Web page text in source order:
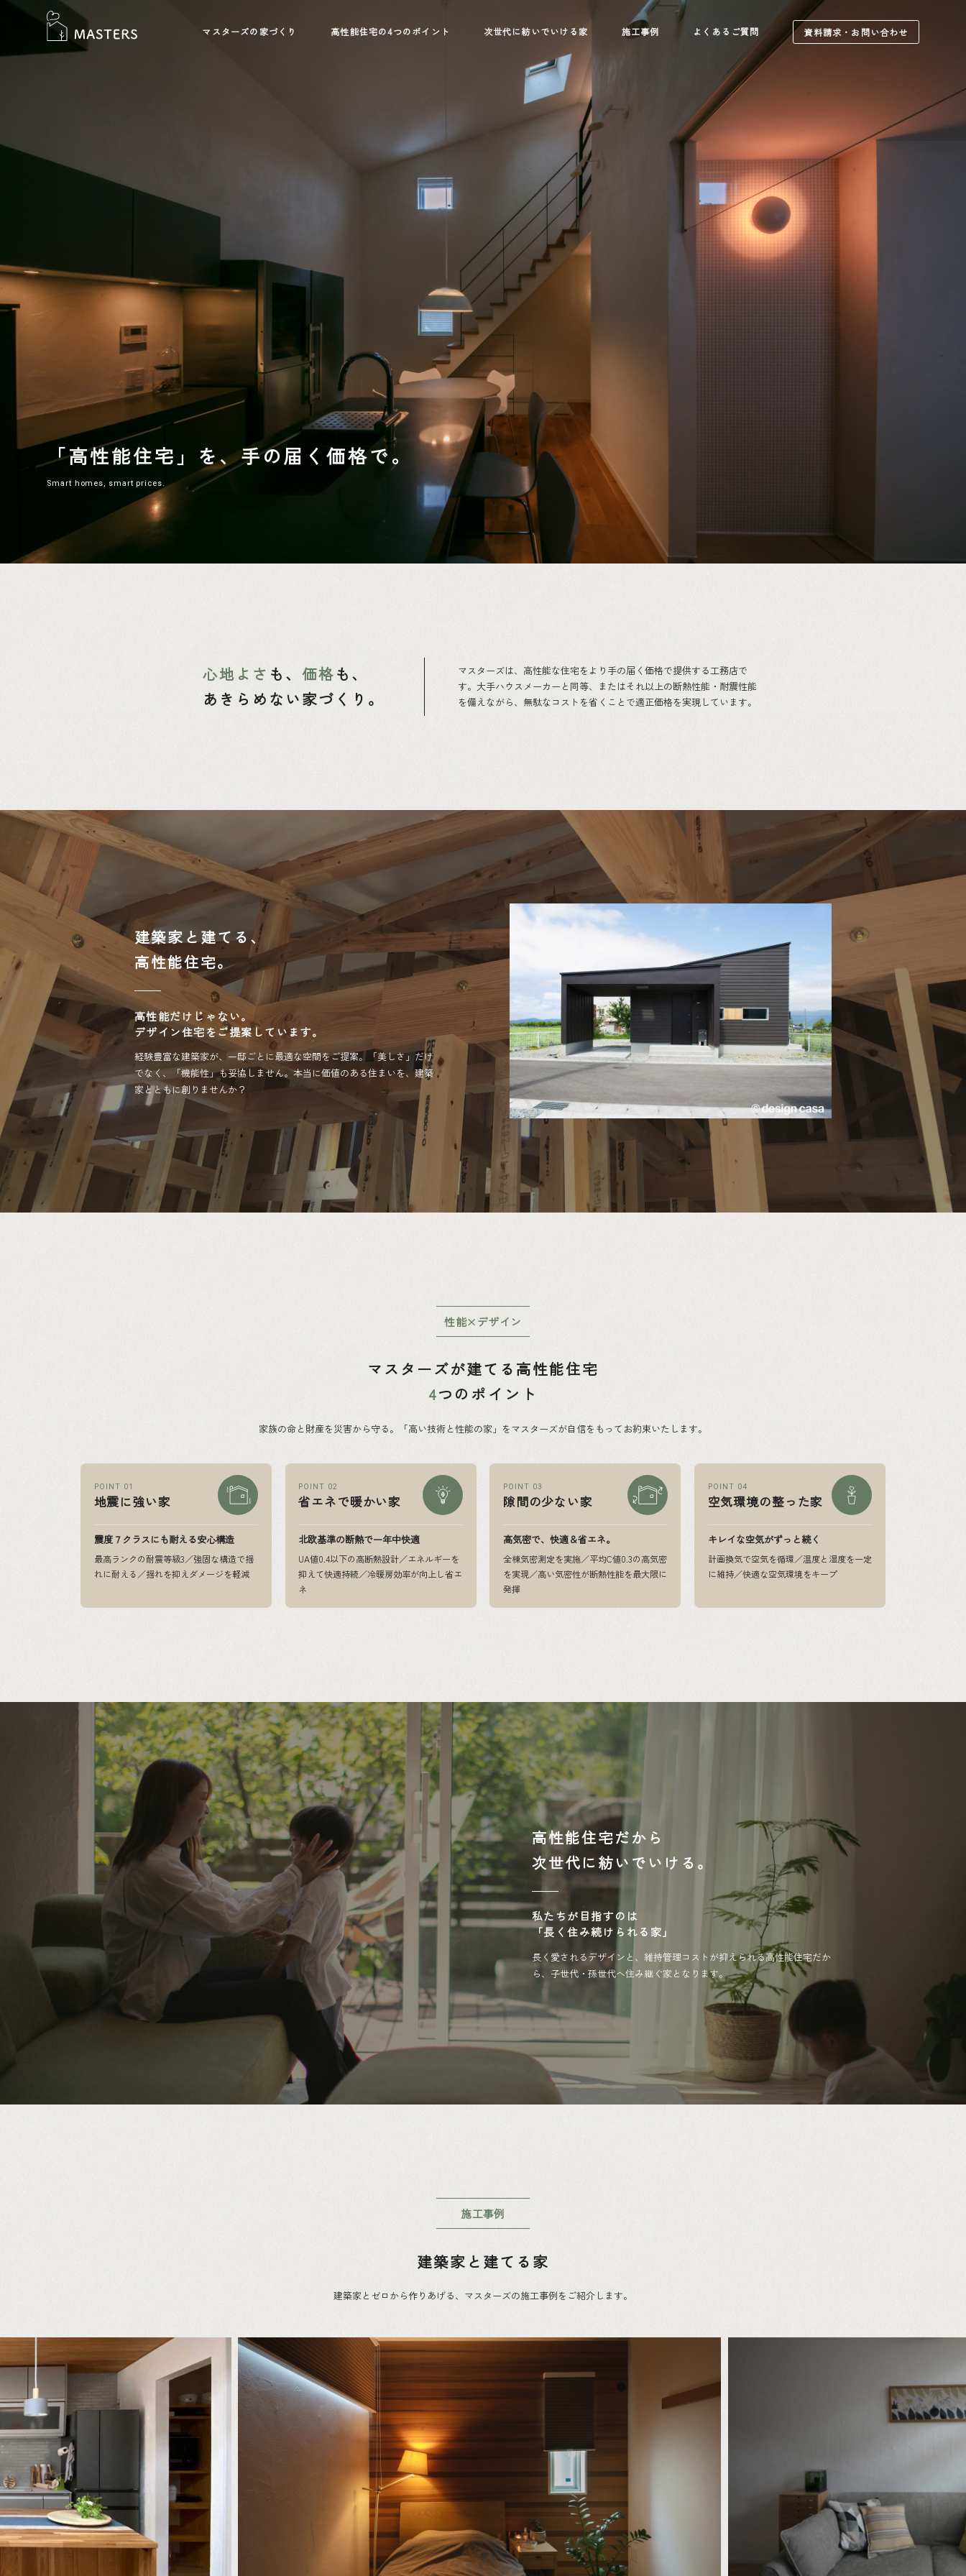
「高性能住宅」を、手の届く価格で。
Smart homes, smart prices.
心地よさ も、価格も、
あきらめない家づくり。
マスターズは、高性能な住宅をより手の届く価格で提供する工務店で
す。大手ハウスメーカーと同等、またはそれ以上の断熱性能・耐震性能
を備えながら、無駄なコストを省くことで適正価格を実現しています。
建築家と建てる、
高性能住宅。
高性能だけじゃない。
デザイン住宅をご提案しています。
経験豊富な建築家が、一邸ごとに最適な空間をご提案。「美しさ」だけ
でなく、「機能性」も妥協しません。本当に価値のある住まいを、建築
家とともに創りませんか？
性能×デザイン
マスターズが建てる高性能住宅
4つのポイント
家族の命と財産を災害から守る。「高い技術と性能の家」をマスターズが自信をもってお約束いたします。
POINT 01
地震に強い家
震度７クラスにも耐える安心構造
最高ランクの耐震等級3／強固な構造で揺
れに耐える／揺れを抑えダメージを軽減
POINT 02
省エネで暖かい家
北欧基準の断熱で一年中快適
UA値0.4以下の高断熱設計／エネルギーを
抑えて快適持続／冷暖房効率が向上し省エ
ネ
POINT 03
隙間の少ない家
高気密で、快適＆省エネ。
全棟気密測定を実施／平均C値0.3の高気密
を実現／高い気密性が断熱性能を最大限に
発揮
POINT 04
空気環境の整った家
キレイな空気がずっと続く
計画換気で空気を循環／温度と湿度を一定
に維持／快適な空気環境をキープ
高性能住宅だから
次世代に紡いでいける。
私たちが目指すのは
「長く住み続けられる家」
長く愛されるデザインと、維持管理コストが抑えられる高性能住宅だか
ら、子世代・孫世代へ住み継ぐ家となります。
施工事例
建築家と建てる家
建築家とゼロから作りあげる、マスターズの施工事例をご紹介します。
マスターズの家づくり 高性能住宅の4つのポイント 次世代に紡いでいける家 施工事例 よくあるご質問 資料請求・お問い合わせ